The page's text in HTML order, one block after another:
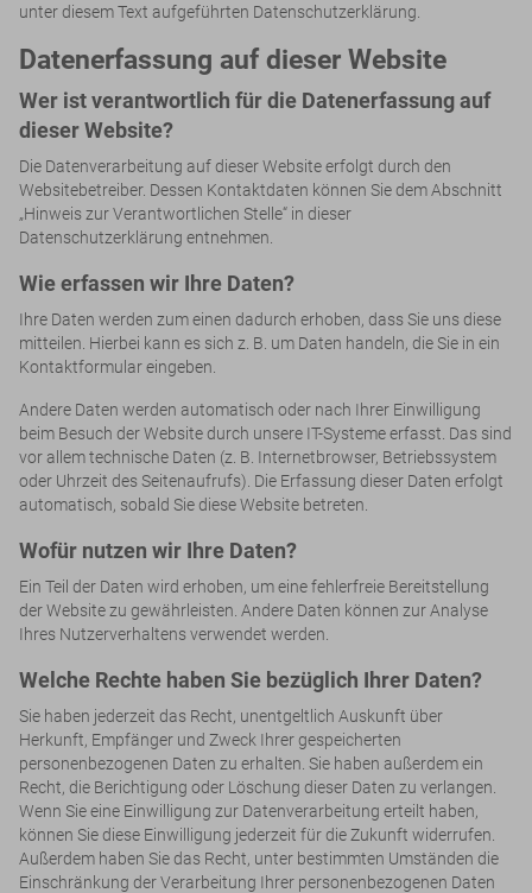
unter diesem Text aufgeführten Datenschutzerklärung.
Datenerfassung auf dieser Website
Wer ist verantwortlich für die Datenerfassung auf
dieser Website?
Die Datenverarbeitung auf dieser Website erfolgt durch den
Websitebetreiber. Dessen Kontaktdaten können Sie dem Abschnitt
„Hinweis zur Verantwortlichen Stelle“ in dieser
Datenschutzerklärung entnehmen.
Wie erfassen wir Ihre Daten?
Ihre Daten werden zum einen dadurch erhoben, dass Sie uns diese
mitteilen. Hierbei kann es sich z. B. um Daten handeln, die Sie in ein
Kontaktformular eingeben.
Andere Daten werden automatisch oder nach Ihrer Einwilligung
beim Besuch der Website durch unsere IT-Systeme erfasst. Das sind
vor allem technische Daten (z. B. Internetbrowser, Betriebssystem
oder Uhrzeit des Seitenaufrufs). Die Erfassung dieser Daten erfolgt
automatisch, sobald Sie diese Website betreten.
Wofür nutzen wir Ihre Daten?
Ein Teil der Daten wird erhoben, um eine fehlerfreie Bereitstellung
der Website zu gewährleisten. Andere Daten können zur Analyse
Ihres Nutzerverhaltens verwendet werden.
Welche Rechte haben Sie bezüglich Ihrer Daten?
Sie haben jederzeit das Recht, unentgeltlich Auskunft über
Herkunft, Empfänger und Zweck Ihrer gespeicherten
personenbezogenen Daten zu erhalten. Sie haben außerdem ein
Recht, die Berichtigung oder Löschung dieser Daten zu verlangen.
Wenn Sie eine Einwilligung zur Datenverarbeitung erteilt haben,
können Sie diese Einwilligung jederzeit für die Zukunft widerrufen.
Außerdem haben Sie das Recht, unter bestimmten Umständen die
Einschränkung der Verarbeitung Ihrer personenbezogenen Daten